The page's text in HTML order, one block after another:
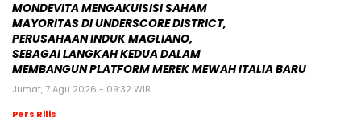
MONDEVITA MENGAKUISISI SAHAM
MAYORITAS DI UNDERSCORE DISTRICT,
PERUSAHAAN INDUK MAGLIANO,
SEBAGAI LANGKAH KEDUA DALAM
MEMBANGUN PLATFORM MEREK MEWAH ITALIA BARU
Jumat, 7 Agu 2026 - 09:32 WIB
Pers Rilis